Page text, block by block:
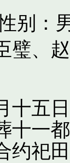
别：
璧、
十五
十一
约祀